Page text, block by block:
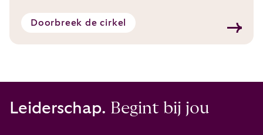
Doorbreek de cirkel
Leiderschap. Begint bij jou